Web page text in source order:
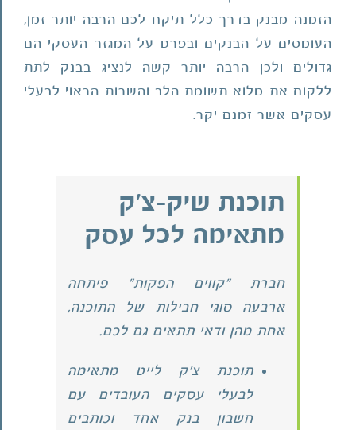
הזמנה מבנק בדרך כלל תיקח לכם הרבה יותר זמן,
העומסים על הבנקים ובפרט על המגזר העסקי הם
גדולים ולכן הרבה יותר קשה לנציג בבנק לתת
ללקוח את מלוא תשומת הלב והשרות הראוי לבעלי
עסקים אשר זמנם יקר.
תוכנת שיק-צ'ק
מתאימה לכל עסק
חברת "קווים הפקות" פיתחה
ארבעה סוגי חבילות של התוכנה,
אחת מהן ודאי תתאים גם לכם.
תוכנת צ'ק לייט מתאימה
לבעלי עסקים העובדים עם
חשבון בנק אחד וכותבים